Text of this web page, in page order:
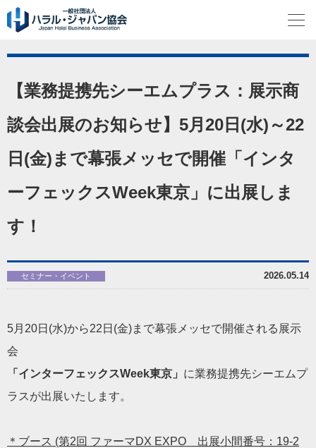
【業務提携先シーエムプラス：展示商
談会出展のお知らせ】5月20日(水)～22
日(金)まで幕張メッセで開催「インタ
ーフェックスWeek東京」に出展しま
す！
2026.05.14
セミナー・イベント
5月20日(水)から22日(金)まで幕張メッセで開催される展示
会
「インターフェックスWeek東京」 に業務提携先シーエムプ
ラスが出展いたします。
＊ブース (第2回 ファーマDX EXPO 出展小間番号：19-2